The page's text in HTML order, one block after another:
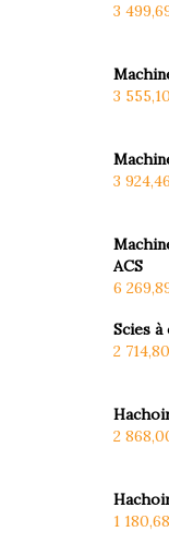
3
3 555,10
3 924,46
ACS
6
Scies
2 714,80
2
1 180,68